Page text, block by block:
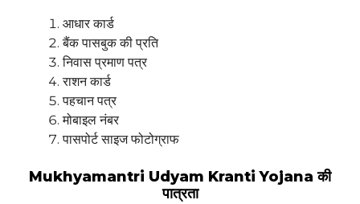
आधार कार्ड
बैंक पासबुक की प्रति
निवास प्रमाण पत्र
राशन कार्ड
पहचान पत्र
मोबाइल नंबर
पासपोर्ट साइज फोटोग्राफ
Mukhyamantri Udyam Kranti Yojana की
पात्रता